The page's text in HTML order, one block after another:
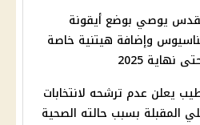
يوصي بوضع أيقونة
وإضافة هيتنية خاصة
نهاية 2025
يعلن عدم ترشحه لانتخابات
المقبلة بسبب حالته الصحية